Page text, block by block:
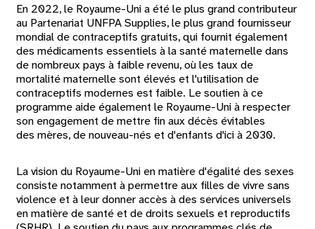
En 2022, le Royaume-Uni a été le plus grand contributeur
au Partenariat UNFPA Supplies, le plus grand fournisseur
mondial de contraceptifs gratuits, qui fournit également
des médicaments essentiels à la santé maternelle dans
de nombreux pays à faible revenu, où les taux de
mortalité maternelle sont élevés et l'utilisation de
contraceptifs modernes est faible. Le soutien à ce
programme aide également le Royaume-Uni à respecter
son engagement de mettre fin aux décès évitables
des mères, de nouveau-nés et d'enfants d'ici à 2030.
La vision du Royaume-Uni en matière d'égalité des sexes
consiste notamment à permettre aux filles de vivre sans
violence et à leur donner accès à des services universels
en matière de santé et de droits sexuels et reproductifs